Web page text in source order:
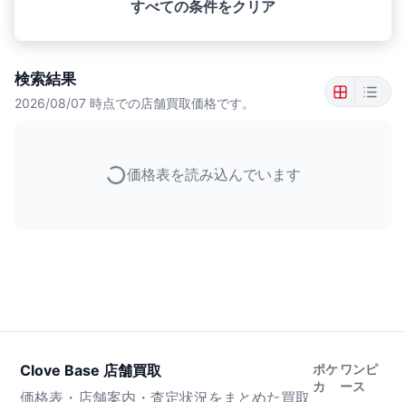
すべての条件をクリア
検索結果
2026/08/07 時点での店舗買取価格です。
価格表を読み込んでいます
Clove Base 店舗買取
価格表・店舗案内・査定状況をまとめた買取
ポケ
カ
ワンピ
ース